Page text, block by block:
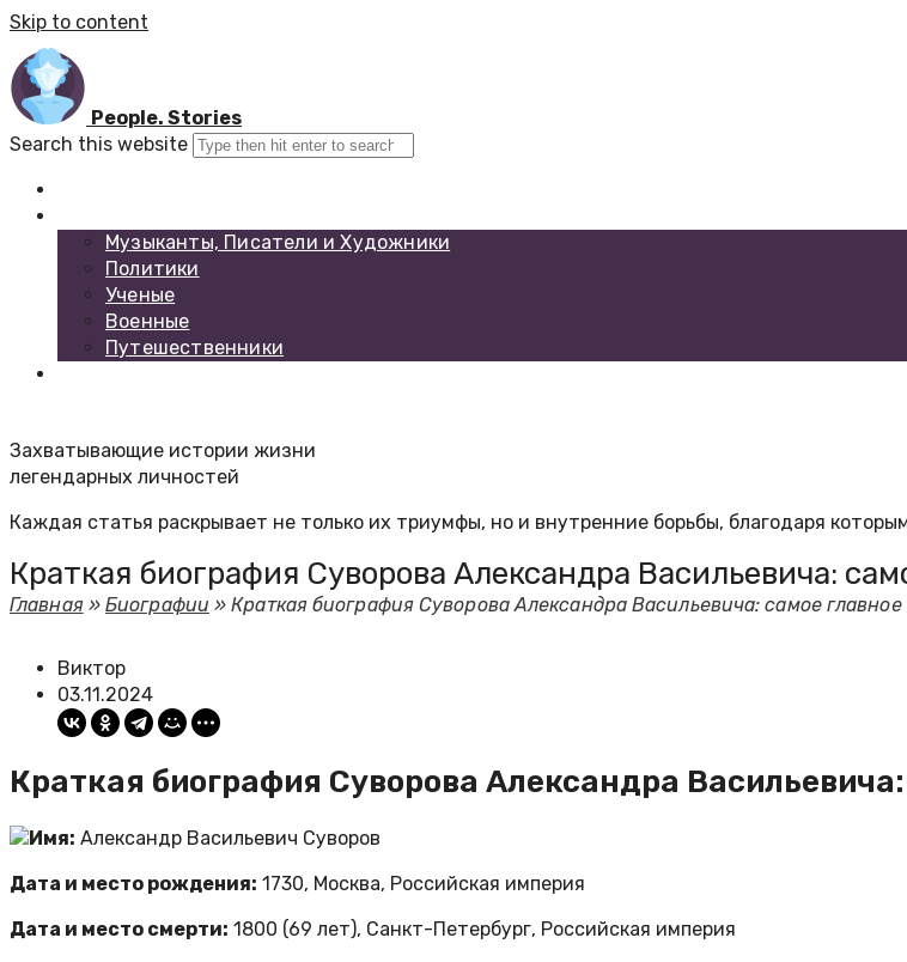
Skip to content
People. Stories
Search this website
Музыканты, Писатели и Художники
Политики
Ученые
Военные
Путешественники
Захватывающие истории жизни
легендарных личностей
Каждая статья раскрывает не только их триумфы, но и внутренние борьбы, благодаря
Краткая биография Суворова Александра Васильевича:
Главная»Биографии »Краткая биография Суворова Александра Васильевича: самое
Виктор
03.11.2024
Краткая биография Суворова Александра
Имя: Александр Васильевич Суворов
Дата и место рождения: 1730, Москва, Российская империя
Дата и место смерти: 1800 (69 лет), Санкт-Петербург, Российская империя